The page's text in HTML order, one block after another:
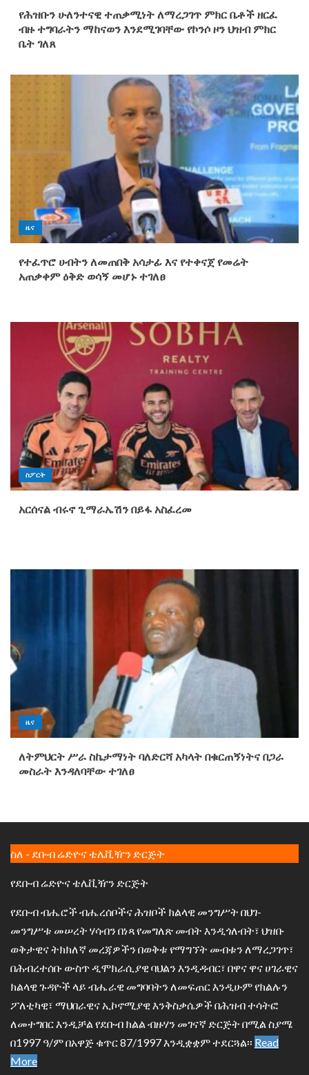
የሕዝቡን ሁለንተናዊ ተጠቃሚነት ለማረጋገጥ ምክር ቤቶች ዘርፈ
ብዙ ተግባራትን ማከናወን እንደሚገባቸው የኮንሶ ዞን ህዝብ ምክር
ቤት ገለጸ
ዜና
የተፈጥሮ ሀብትን ለመጠበቅ አሳታፊ እና የተቀናጀ የመሬት
አጠቃቀም ዕቅድ ወሳኝ መሆኑ ተገለፀ
ስፖርት
አርሰናል ብሩኖ ጊማራኤሽን በይፋ አስፈረመ
ዜና
ለትምህርት ሥራ ስኬታማነት ባለድርሻ አካላት በቁርጠኝነትና በጋራ
መስራት እንዳለባቸው ተገለፀ
ስለ - ደቡብ ሬድዮና ቴሌቪዥን ድርጅት
የደቡብ ሬድዮና ቴሌቪዥን ድርጅት
የደቡብ ብሔሮች ብሔረሰቦችና ሕዝቦች ክልላዊ መንግሥት በህገ-
መንግሥቱ መሠረት ሃሳብን በነጻ የመግለጽ መብት እንዲጎለብት፣ ህዝቡ
ወቅታዊና ትክክለኛ መረጃዎችን በወቅቱ የማግኘት መብቱን ለማረጋገጥ፣
በሕብረተሰቡ ውስጥ ዲሞክራሲያዊ ባህልን እንዲዳብር፣ በዋና ዋና ሀገራዊና
ክልላዊ ጉዳዮች ላይ ብሔራዊ መግባባትን ለመፍጠር እንዲሁም የክልሉን
ፖለቲካዊ፣ ማህበራዊና ኢኮኖሚያዊ እንቅስቃሴዎች በሕዝብ ተሳትፎ
ለመተግበር እንዲቻል የደቡብ ክልል ብዙሃን መገናኛ ድርጅት በሚል ስያሜ
በ1997 ዓ/ም በአዋጅ ቁጥር 87/1997 እንዲቋቋም ተደርጓል፡፡ Read
More